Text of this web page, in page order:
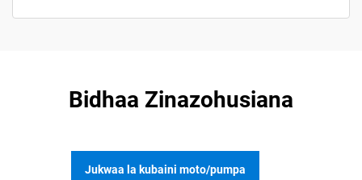
Bidhaa Zinazohusiana
Jukwaa la kubaini moto/pumpa